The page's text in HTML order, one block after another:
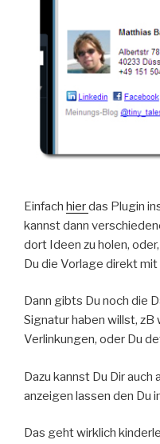
Einfach hierdas Plugin
kannst dann
dort Ideen zu holen,
Du die Vorlage direkt
Dann gibts Du noch die
Signatur haben willst, zB
Verlinkungen, oder Du
Dazu kannst Du Dir
anzeigen lassen den Du
Das geht wirklich